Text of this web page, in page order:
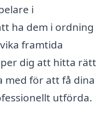
i
ha dem i ordning
framtida
dig att hitta rätt
för att få dina
utförda.